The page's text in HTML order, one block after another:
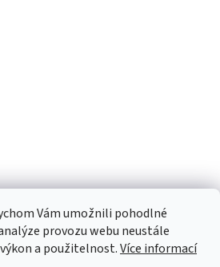
Vám umožnili pohodlné
provozu webu neustále
a použitelnost.Více informací